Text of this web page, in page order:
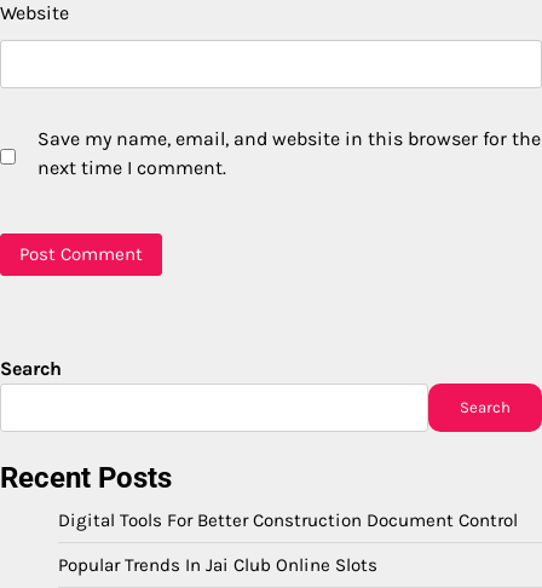
Website
Save my name, email, and website in this browser for the
next time I comment.
Search
Search
Recent Posts
Digital Tools For Better Construction Document Control
Popular Trends In Jai Club Online Slots